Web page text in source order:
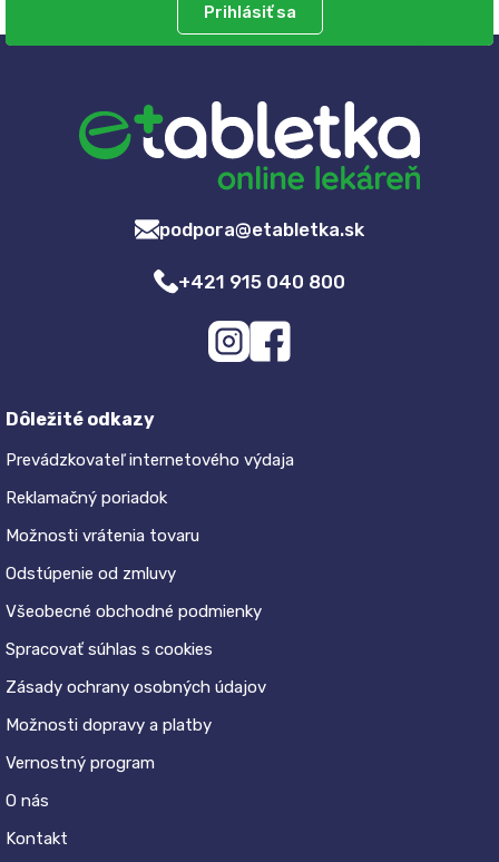
Prihlásiť sa
podpora@etabletka.sk
+421 915 040 800
Dôležité odkazy
Prevádzkovateľ internetového výdaja
Reklamačný poriadok
Možnosti vrátenia tovaru
Odstúpenie od zmluvy
Všeobecné obchodné podmienky
Spracovať súhlas s cookies
Zásady ochrany osobných údajov
Možnosti dopravy a platby
Vernostný program
O nás
Kontakt